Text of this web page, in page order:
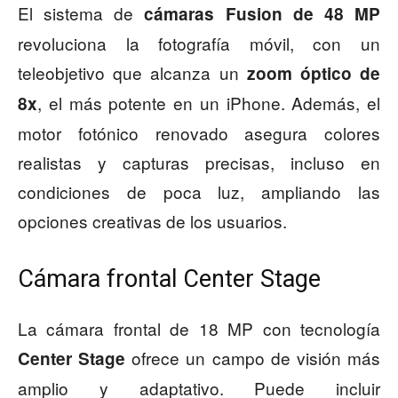
El sistema decámaras Fusion de 48 MP
revoluciona la fotografía móvil, con un
teleobjetivo que alcanza un zoom óptico de
8x, el más potente en un iPhone. Además, el
motor fotónico renovado asegura colores
realistas y capturas precisas, incluso en
condiciones de poca luz, ampliando las
opciones creativas de los usuarios.
Cámara frontal Center Stage
La cámara frontal de 18 MP con tecnología
Center Stage ofrece un campo de visión más
amplio y adaptativo. Puede incluir